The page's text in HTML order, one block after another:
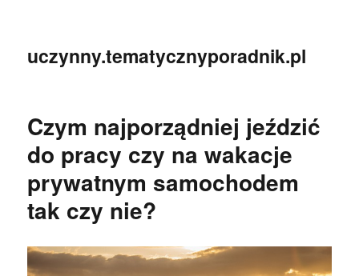
uczynny.tematycznyporadnik.pl
Czym najporządniej jeździć
do pracy czy na wakacje
prywatnym samochodem
tak czy nie?